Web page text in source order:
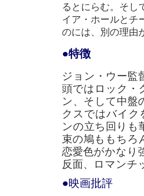
るとにらむ。そし
イア・ホールとチ
のには、別の理由
●特徴
ジョン・ウー監
頭ではロック・
ン、そして中盤
クスではバイク
ンの立ち回りも
束の鳩ももちろ
恋愛色がかなり
反面、ロマンチ
●映画批評